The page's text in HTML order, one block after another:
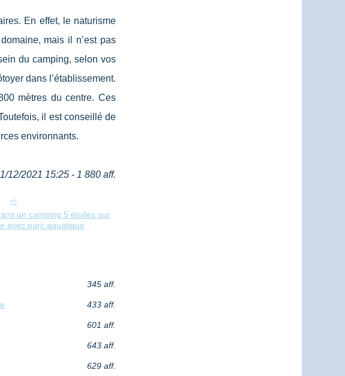
En effet, le naturisme
mais il n’est pas
du camping, selon vos
dans l’établissement.
mètres du centre. Ces
il est conseillé de
environnants.
12/2021 15:25 - 1 880 aff.
un camping 5 étoiles sur
avec parc aquatique
345 aff.
433 aff.
601 aff.
643 aff.
629 aff.